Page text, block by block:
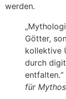
werden.
Götter,
kollektive
durch
für